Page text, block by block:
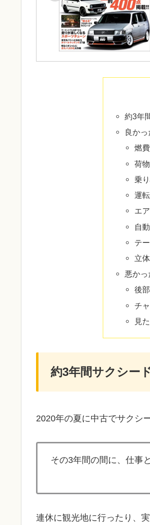
約3年
良かっ
燃
荷
乗
運
エ
自
テ
立
悪かっ
後
チ
見
約3年間サクシー
2020年の夏に中古でサクシ
その3年間の間に、仕事
連休に観光地に行ったり、